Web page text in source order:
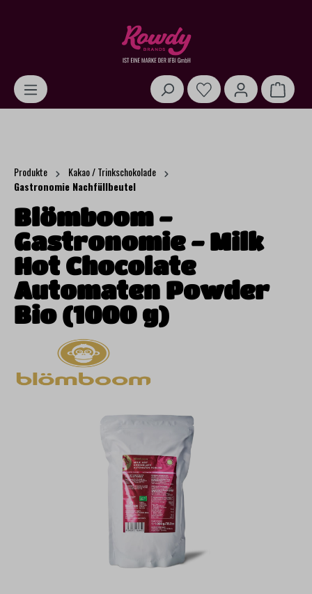
Produkte
Kakao / Trinkschokolade
Gastronomie Nachfüllbeutel
Blömboom -
Gastronomie - Milk
Hot Chocolate
Automaten Powder
Bio (1000 g)
Bildergalerie überspringen